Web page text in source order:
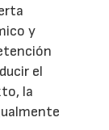
y
el
la